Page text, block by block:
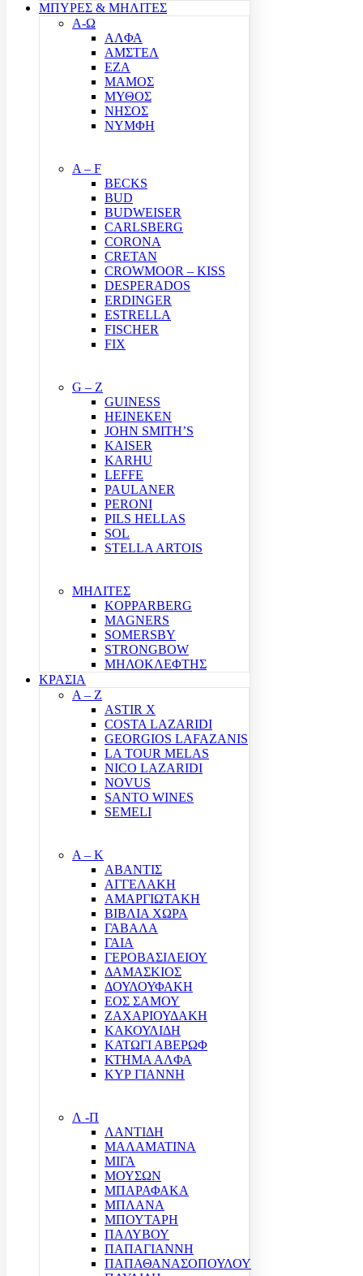
ΜΠΥΡΕΣ & ΜΗΛΙΤΕΣ
Α-Ω
ΑΛΦΑ
ΑΜΣΤΕΛ
ΕΖΑ
ΜΑΜΟΣ
ΜΥΘΟΣ
ΝΗΣΟΣ
ΝΥΜΦΗ
A – F
BECKS
BUD
BUDWEISER
CARLSBERG
CORONA
CRETAN
CROWMOOR – KISS
DESPERADOS
ERDINGER
ESTRELLA
FISCHER
FIX
G – Z
GUINESS
HEINEKEN
JOHN SMITH’S
KAISER
KARHU
LEFFE
PAULANER
PERONI
PILS HELLAS
SOL
STELLA ARTOIS
ΜΗΛΙΤΕΣ
KOPPARBERG
MAGNERS
SOMERSBY
STRONGBOW
ΜΗΛΟΚΛΕΦΤΗΣ
ΚΡΑΣΙΑ
A – Z
ASTIR X
COSTA LAZARIDI
GEORGIOS LAFAZANIS
LA TOUR MELAS
NICO LAZARIDI
NOVUS
SANTO WINES
SEMELI
Α – Κ
ΑΒΑΝΤΙΣ
ΑΓΓΕΛΑΚΗ
ΑΜΑΡΓΙΩΤΑΚΗ
ΒΙΒΛΙΑ ΧΩΡΑ
ΓΑΒΑΛΑ
ΓΑΙΑ
ΓΕΡΟΒΑΣΙΛΕΙΟΥ
ΔΑΜΑΣΚΙΟΣ
ΔΟΥΛΟΥΦΑΚΗ
ΕΟΣ ΣΑΜΟΥ
ΖΑΧΑΡΙΟΥΔΑΚΗ
ΚΑΚΟΥΛΙΔΗ
ΚΑΤΩΓΙ ΑΒΕΡΩΦ
ΚΤΗΜΑ ΑΛΦΑ
ΚΥΡ ΓΙΑΝΝΗ
Λ -Π
ΛΑΝΤΙΔΗ
ΜΑΛΑΜΑΤΙΝΑ
ΜΙΓΑ
ΜΟΥΣΩΝ
ΜΠΑΡΑΦΑΚΑ
ΜΠΛΑΝΑ
ΜΠΟΥΤΑΡΗ
ΠΑΛΥΒΟΥ
ΠΑΠΑΓΙΑΝΝΗ
ΠΑΠΑΘΑΝΑΣΟΠΟΥΛΟΥ